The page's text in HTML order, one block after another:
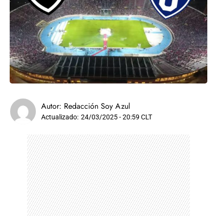
Autor: Redacción Soy Azul
Actualizado: 24/03/2025 - 20:59 CLT